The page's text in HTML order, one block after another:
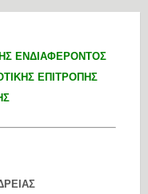
ΕΝΔΙΑΦΕΡΟΝΤΟΣ
ΕΠΙΤΡΟΠΗΣ